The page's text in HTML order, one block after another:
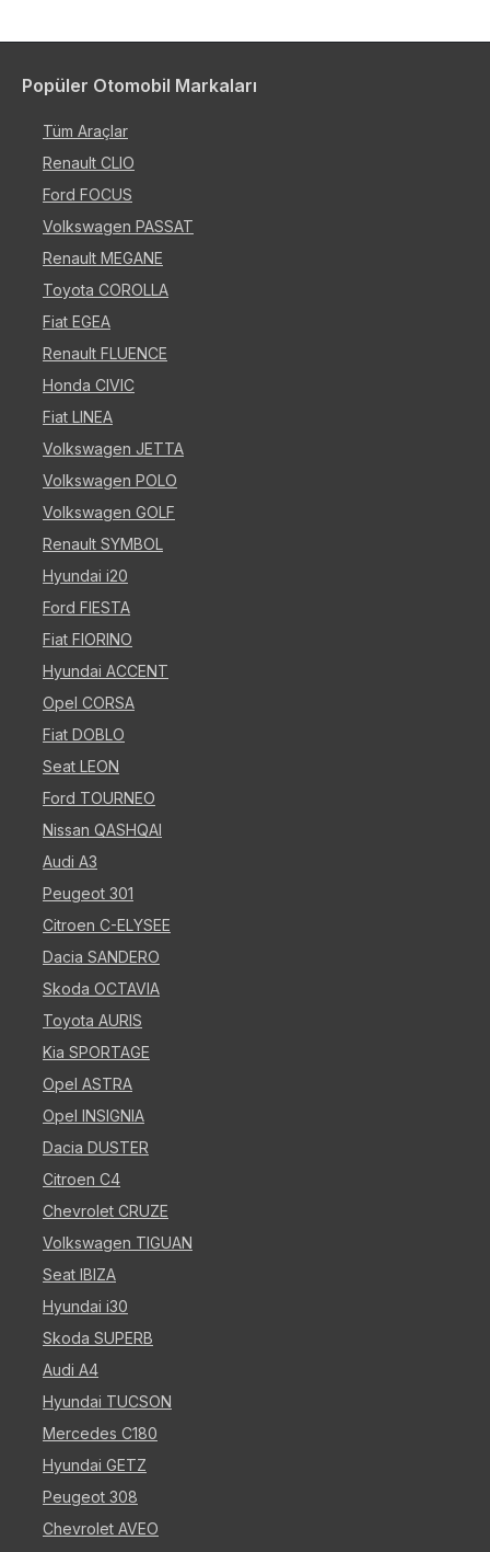
Popüler Otomobil Markaları
Tüm Araçlar
Renault CLIO
Ford FOCUS
Volkswagen PASSAT
Renault MEGANE
Toyota COROLLA
Fiat EGEA
Renault FLUENCE
Honda CIVIC
Fiat LINEA
Volkswagen JETTA
Volkswagen POLO
Volkswagen GOLF
Renault SYMBOL
Hyundai i20
Ford FIESTA
Fiat FIORINO
Hyundai ACCENT
Opel CORSA
Fiat DOBLO
Seat LEON
Ford TOURNEO
Nissan QASHQAI
Audi A3
Peugeot 301
Citroen C-ELYSEE
Dacia SANDERO
Skoda OCTAVIA
Toyota AURIS
Kia SPORTAGE
Opel ASTRA
Opel INSIGNIA
Dacia DUSTER
Citroen C4
Chevrolet CRUZE
Volkswagen TIGUAN
Seat IBIZA
Hyundai i30
Skoda SUPERB
Audi A4
Hyundai TUCSON
Mercedes C180
Hyundai GETZ
Peugeot 308
Chevrolet AVEO